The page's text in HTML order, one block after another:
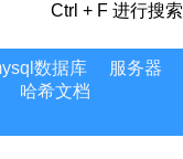
Ctrl + F 进行搜索
数据库
服务器
哈希文档